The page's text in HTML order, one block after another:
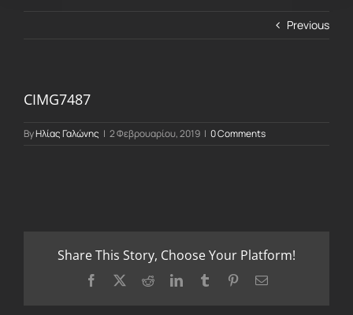
Previous
CIMG7487
ByΗλίας Γαλώνης | 2 Φεβρουαρίου, 2019 | 0 Comments
Share This Story, Choose Your Platform!
Facebook RedditLinkedInTumblr PinterestEmail